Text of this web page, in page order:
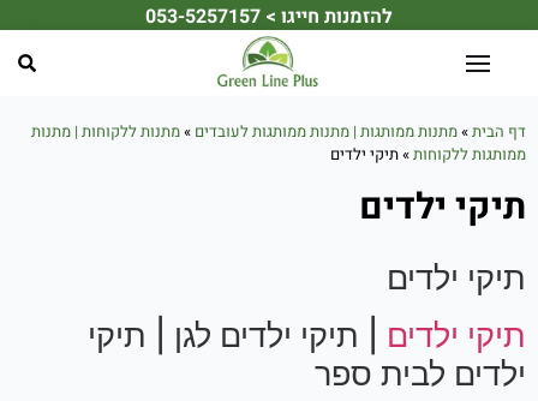
להזמנות חייגו > 053-5257157
דף הבית»מתנות ממותגות | מתנות ממותגות לעובדים »מתנות ללקוחות | מתנות
ממותגות ללקוחות»תיקי ילדים
תיקי ילדים
תיקי ילדים
תיקי ילדים | תיקי ילדים לגן | תיקי
ילדים לבית ספר